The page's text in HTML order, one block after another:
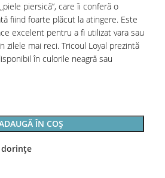
piersică”, care îi conferă o
fiind foarte plăcut la atingere. Este
excelent pentru a fi utilizat vara sau
zilele mai reci. Tricoul Loyal prezintă
în culorile neagră sau
ÎN COȘ
dorințe